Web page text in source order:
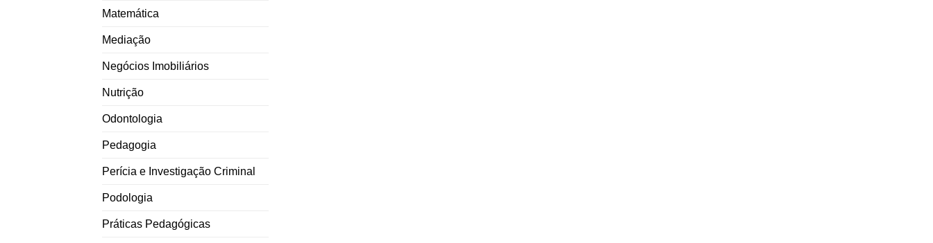
Matemática
Mediação
Negócios Imobiliários
Nutrição
Odontologia
Pedagogia
Perícia e Investigação Criminal
Podologia
Práticas Pedagógicas